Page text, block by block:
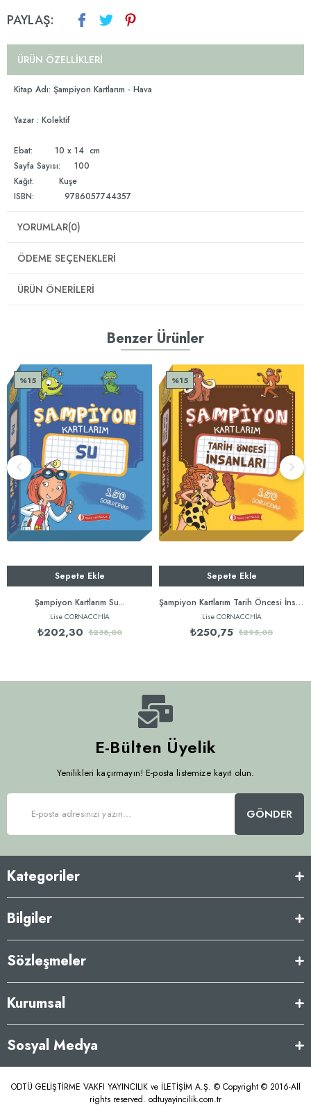
PAYLAŞ:
ÜRÜN ÖZELLIKLERI
Kitap Adı: Şampiyon Kartlarım - Hava
Yazar : Kolektif
Ebat: 10 x 14 cm
Sayfa Sayısı: 100
Kağıt: Kuşe
ISBN: 9786057744357
YORUMLAR(0)
ÖDEME SEÇENEKLERI
ÜRÜN ÖNERILERI
Benzer Ürünler
Sepete Ekle
Şampiyon Kartlarım Su...
Lise CORNACCHİA
₺202,30 ₺238,00
%15
Sepete Ekle
Şampiyon Kartlarım Tarih Öncesi İnsanları...
Lise CORNACCHİA
₺250,75 ₺295,00
%15
E-Bülten Üyelik
Yenilikleri kaçırmayın! E-posta listemize kayıt olun.
GÖNDER
Kategoriler
Bilgiler
Sözleşmeler
Kurumsal
Sosyal Medya
ODTÜ GELİŞTİRME VAKFI YAYINCILIK ve İLETİŞİM A.Ş. © Copyright © 2016-All
rights reserved. odtuyayincilik.com.tr